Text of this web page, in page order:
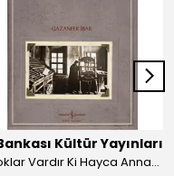
Kültür Yayınları
“Çoklar Vardır Ki Hayca Annamazlar!” - Gazanfer İbar